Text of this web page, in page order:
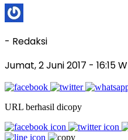
- Redaksi
Jumat, 2 Juni 2017 - 16:15
URL berhasil dicopy